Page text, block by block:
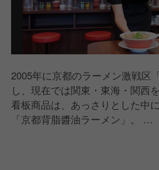
2005年に京都のラーメン激戦区
し、現在では関東・東海・関西
看板商品は、あっさりとした中
「京都背脂醬油ラーメン」。
か懐かしいラーメンとして支持